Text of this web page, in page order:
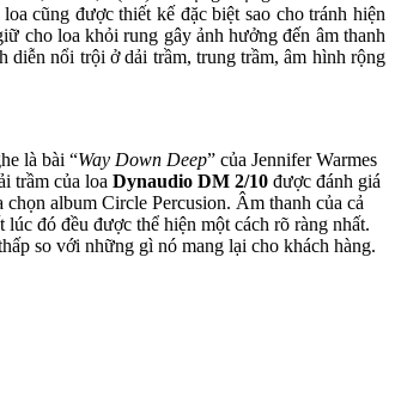
cũng được thiết kế đặc biệt sao cho tránh hiện
cho loa khỏi rung gây ảnh hưởng đến âm thanh
diễn nổi trội ở dải trầm, trung trầm, âm hình rộng
là bài “Way Down Deep” của Jennifer Warmes
trầm của loa Dynaudio DM 2/10 được đánh giá
album Circle Percusion. Âm thanh của cả
đó đều được thể hiện một cách rõ ràng nhất.
so với những gì nó mang lại cho khách hàng.